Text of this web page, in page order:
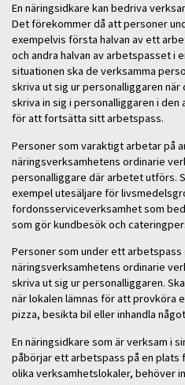
En näringsidkare kan bedriva
Det förekommer då att personer
exempelvis första halvan av ett
och andra halvan av arbetspasset i
situationen ska de verksamma
skriva ut sig ur personalliggaren
skriva in sig i personalliggaren i den
för att fortsätta sitt arbetspass.
Personer som varaktigt arbetar på
näringsverksamhetens ordinarie
personalliggare där arbetet utförs.
exempel utesäljare för
fordonsserviceverksamhet som
som gör kundbesök och
Personer som under ett
näringsverksamhetens ordinarie
skriva ut sig ur personalliggaren.
när lokalen lämnas för att provköra
pizza, besikta bil eller inhandla
En näringsidkare som är verksam i
påbörjar ett arbetspass på en
olika verksamhetslokaler, behöver